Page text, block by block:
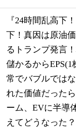
『24時間乱高下
下！真因は原油
るトランプ発言
儲かるから
常でバブルでは
れた価値だった
ーム、EVに半導
えてどうなった